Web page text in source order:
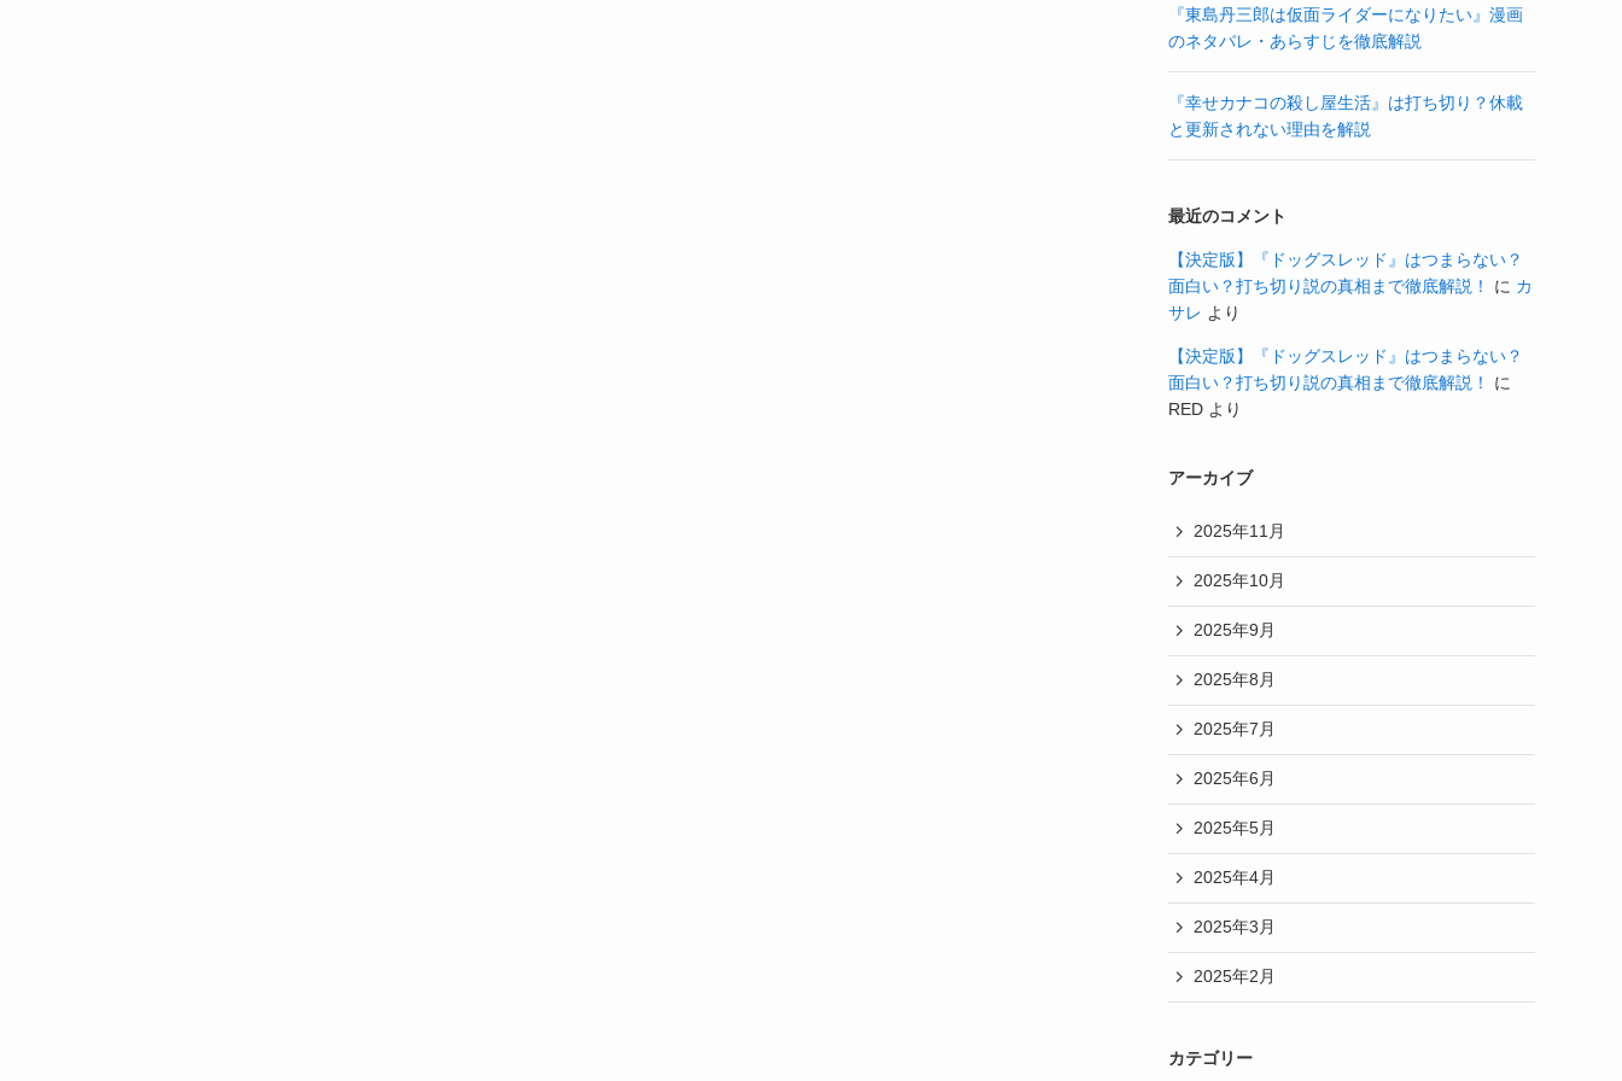
『東島丹三郎は仮面ライダーになりたい』漫画
のネタバレ・あらすじを徹底解説
『幸せカナコの殺し屋生活』は打ち切り？休載
と更新されない理由を解説
最近のコメント
【決定版】『ドッグスレッド』はつまらない？
面白い？打ち切り説の真相まで徹底解説！
に カ
サレ より
【決定版】『ドッグスレッド』はつまらない？
面白い？打ち切り説の真相まで徹底解説！
に
RED より
アーカイブ
2025年11月
2025年10月
2025年9月
2025年8月
2025年7月
2025年6月
2025年5月
2025年4月
2025年3月
2025年2月
カテゴリー